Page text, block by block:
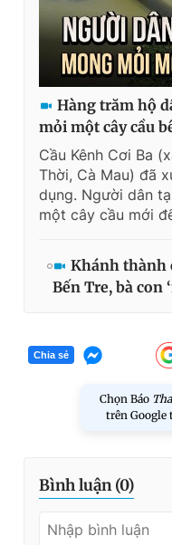
Hàng trăm hộ
mỏi một cây cầu
Cầu Kênh Cơi Ba
Thời, Cà Mau) đã
dụng. Người dân
một cây cầu mới
Khánh thành
Bến Tre, bà con
Chia sẻ
Chọn Báo
trên Google
Bình luận (0)